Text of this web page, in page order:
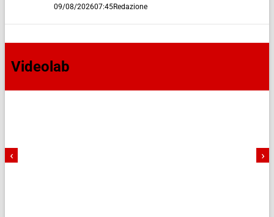
09/08/202607:45Redazione
Videolab
‹ ›